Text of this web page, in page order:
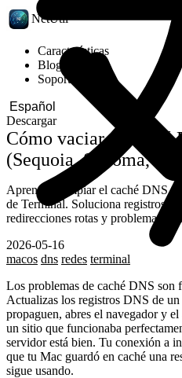
NetUtil
Características
Blog
Soporte
Descargar
Cómo vaciar el caché
(Sequoia, Sonoma,
Aprende a limpiar el caché DNS
de Terminal. Soluciona registros
redirecciones rotas y problemas
2026-05-16
macos dns redes terminal
Los problemas de caché DNS son
Actualizas los registros DNS de un
propaguen, abres el navegador y
un sitio que funcionaba
servidor está bien. Tu conexión a
que tu Mac guardó en caché una
sigue usando.